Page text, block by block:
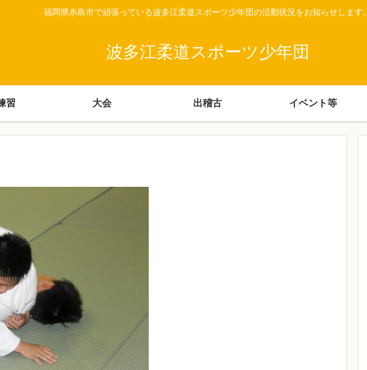
福岡県糸島市で頑張っている波多江柔道スポーツ少年団の活動状況をお知らせします。
波多江柔道スポーツ少年団
習 大会 出稽古 イベント等